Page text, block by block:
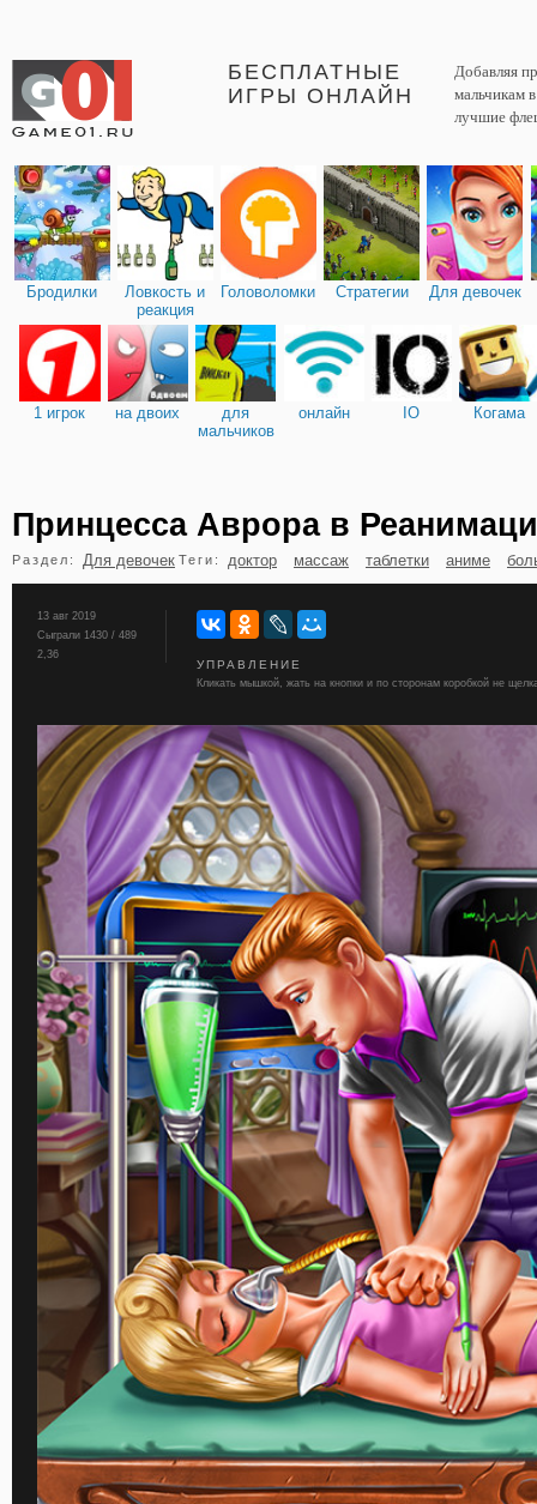
БЕСПЛАТНЫЕ
ИГРЫ ОНЛАЙН
Добавляя
мальчикам
лучшие
Бродилки
Ловкость и
реакция
Головоломки Стратегии Для девочек
1 игрок на двоих
для
мальчиков
онлайн IO Когама
бильярд карты
Принцесса Аврора в
Раздел: Для девочек Теги: доктор массаж таблетки аниме
13 авг 2019
Сыграли 1430 / 489
2,36
УПРАВЛЕНИЕ
Кликать мышкой, жать на кнопки и по сторонам коробкой не